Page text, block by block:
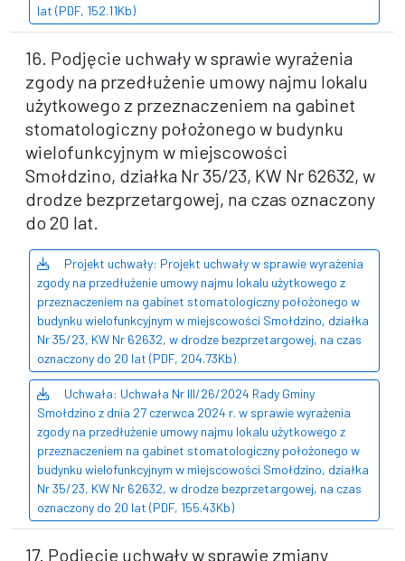
lat (PDF, 152.11Kb)
16. Podjęcie uchwały w sprawie wyrażenia
zgody na przedłużenie umowy najmu lokalu
użytkowego z przeznaczeniem na gabinet
stomatologiczny położonego w budynku
wielofunkcyjnym w miejscowości
Smołdzino, działka Nr 35/23, KW Nr 62632, w
drodze bezprzetargowej, na czas oznaczony
do 20 lat.
Projekt uchwały: Projekt uchwały w sprawie wyrażenia
zgody na przedłużenie umowy najmu lokalu użytkowego z
przeznaczeniem na gabinet stomatologiczny położonego w
budynku wielofunkcyjnym w miejscowości Smołdzino, działka
Nr 35/23, KW Nr 62632, w drodze bezprzetargowej, na czas
oznaczony do 20 lat (PDF, 204.73Kb)
Uchwała: Uchwała Nr III/26/2024 Rady Gminy
Smołdzino z dnia 27 czerwca 2024 r. w sprawie wyrażenia
zgody na przedłużenie umowy najmu lokalu użytkowego z
przeznaczeniem na gabinet stomatologiczny położonego w
budynku wielofunkcyjnym w miejscowości Smołdzino, działka
Nr 35/23, KW Nr 62632, w drodze bezprzetargowej, na czas
oznaczony do 20 lat (PDF, 155.43Kb)
17. Podjęcie uchwały w sprawie zmiany